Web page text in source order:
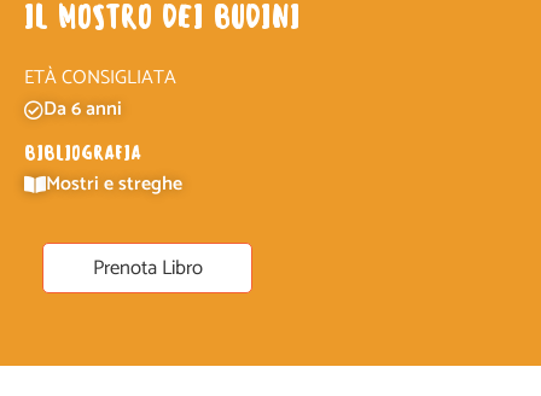
IL MOSTRO DEI BUDINI
ETÀ CONSIGLIATA
Da 6 anni
BIBLIOGRAFIA
Mostri e streghe
Prenota Libro